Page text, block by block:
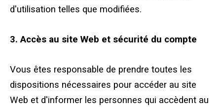
d'utilisation telles que modifiées.
3. Accès au site Web et sécurité du compte
Vous êtes responsable de prendre toutes les
dispositions nécessaires pour accéder au site
Web et d'informer les personnes qui accèdent au